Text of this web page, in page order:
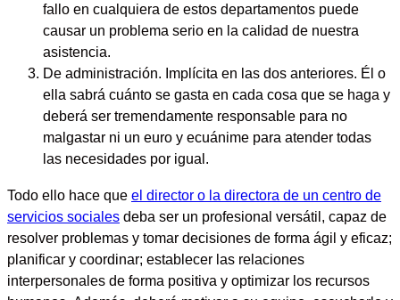
fallo en cualquiera de estos departamentos puede
causar un problema serio en la calidad de nuestra
asistencia.
De administración. Implícita en las dos anteriores. Él o
ella sabrá cuánto se gasta en cada cosa que se haga y
deberá ser tremendamente responsable para no
malgastar ni un euro y ecuánime para atender todas
las necesidades por igual.
Todo ello hace que el director o la directora de un centro de
servicios sociales deba ser un profesional versátil, capaz de
resolver problemas y tomar decisiones de forma ágil y eficaz;
planificar y coordinar; establecer las relaciones
interpersonales de forma positiva y optimizar los recursos